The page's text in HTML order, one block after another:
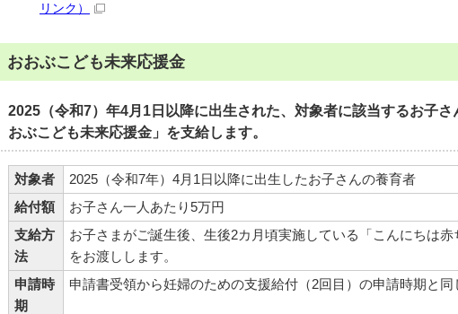
リンク）
おおぶこども未来応援金
2025（令和7）年4月1日以降に出生された、対象者に該当するお子
おぶこども未来応援金」を支給します。
対象者
2025（令和7年）4月1日以降に出生したお子さんの養育者
給付額
お子さん一人あたり5万円
支給方
法
お子さまがご誕生後、生後2カ月頃実施している「こんにちは
をお渡しします。
申請時
期
申請書受領から妊婦のための支援給付（2回目）の申請時期と同